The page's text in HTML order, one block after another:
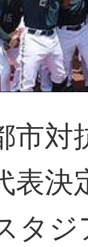
対
表決
タ